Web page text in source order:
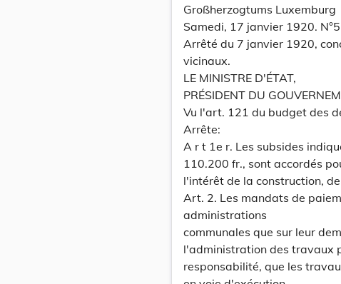
Großherzogtums Luxemburg
Samedi, 17 janvier 1920.
Arrêté du 7 janvier 1920,
vicinaux.
LE MINISTRE D'ÉTAT,
PRÉSIDENT DU
Vu l'art. 121 du budget des
Arrête:
A r t 1e r. Les subsides
110.200 fr., sont accordés
l'intérêt de la construction,
Art. 2. Les mandats de
administrations
communales que sur leur
l'administration des travaux
responsabilité, que les